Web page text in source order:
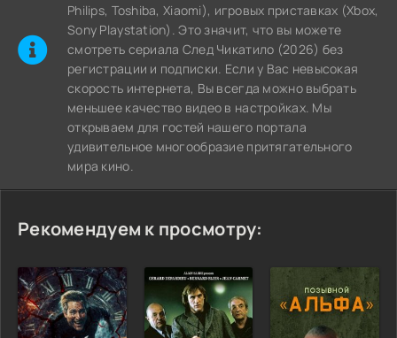
Philips, Toshiba, Xiaomi), игровых приставках (Xbox,
Sony Playstation). Это значит, что вы можете
cмотреть сериала След Чикатило (2026) без
регистрации и подписки. Если у Вас невысокая
скорость интернета, Вы всегда можно выбрать
меньшее качество видео в настройках. Мы
открываем для гостей нашего портала
удивительное многообразие притягательного
мира кино.
Рекомендуем к просмотру: